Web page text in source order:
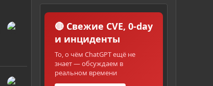
🔴 Свежие CVE, 0-day
и инциденты
То, о чём ChatGPT ещё не
знает — обсуждаем в
реальном времени